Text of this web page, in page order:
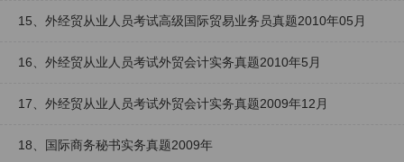
15、外经贸从业人员考试高级国际贸易业务员真题2010年05月
16、外经贸从业人员考试外贸会计实务真题2010年5月
17、外经贸从业人员考试外贸会计实务真题2009年12月
18、国际商务秘书实务真题2009年